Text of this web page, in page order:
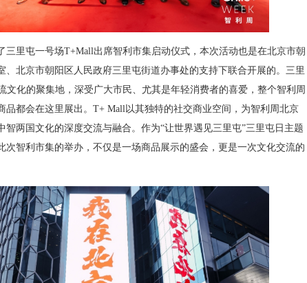
三里屯一号场T+Mall出席智利市集启动仪式，本次活动也是在北京市朝
、北京市朝阳区人民政府三里屯街道办事处的支持下联合开展的。三里
文化的聚集地，深受广大市民、尤其是年轻消费者的喜爱，整个智利周
品都会在这里展出。T+ Mall以其独特的社交商业空间，为智利周北京
智两国文化的深度交流与融合。作为“让世界遇见三里屯”三里屯日主题
次智利市集的举办，不仅是一场商品展示的盛会，更是一次文化交流的